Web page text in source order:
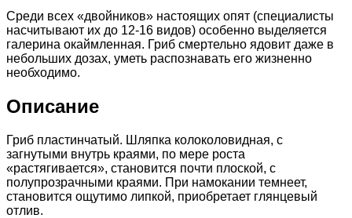
Среди всех «двойников» настоящих опят (специалисты
насчитывают их до 12-16 видов) особенно выделяется
галерина окаймленная. Гриб смертельно ядовит даже в
небольших дозах, уметь распознавать его жизненно
необходимо.
Описание
Гриб пластинчатый. Шляпка колоколовидная, с
загнутыми внутрь краями, по мере роста
«растягивается», становится почти плоской, с
полупрозрачными краями. При намокании темнеет,
становится ощутимо липкой, приобретает глянцевый
отлив.